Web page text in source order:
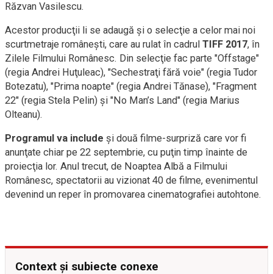
Răzvan Vasilescu.
Acestor producţii li se adaugă şi o selecţie a celor mai noi
scurtmetraje româneşti, care au rulat în cadrul TIFF 2017, în
Zilele Filmului Românesc. Din selecţie fac parte "Offstage"
(regia Andrei Huţuleac), "Sechestraţi fără voie" (regia Tudor
Botezatu), "Prima noapte" (regia Andrei Tănase), "Fragment
22" (regia Stela Pelin) şi "No Man’s Land" (regia Marius
Olteanu).
Programul va include şi două filme-surpriză care vor fi
anunţate chiar pe 22 septembrie, cu puţin timp înainte de
proiecţia lor. Anul trecut, de Noaptea Albă a Filmului
Românesc, spectatorii au vizionat 40 de filme, evenimentul
devenind un reper în promovarea cinematografiei autohtone.
Context și subiecte conexe